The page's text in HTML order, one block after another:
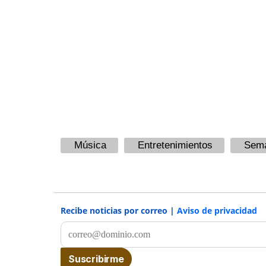
Música Entretenimientos
Recibe noticias por correo | Aviso de privacidad